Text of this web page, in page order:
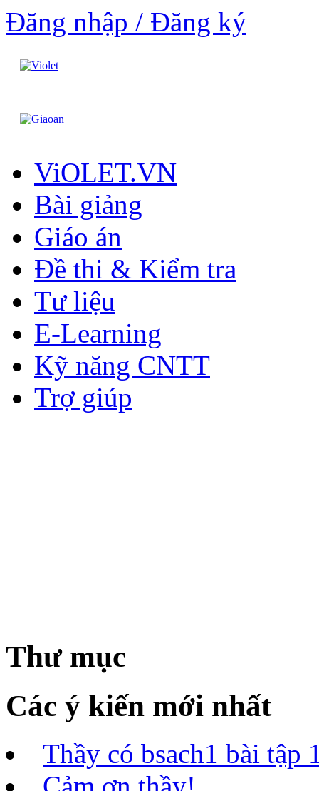
Đăng nhập / Đăng ký
ViOLET.VN
Bài giảng
Giáo án
Đề thi & Kiểm tra
Tư liệu
E-Learning
Kỹ năng CNTT
Trợ giúp
Thư mục
Các ý kiến mới nhất
Thầy có bsach1 bài tập